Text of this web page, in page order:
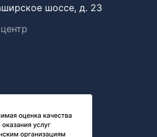
шоссе, д. 23